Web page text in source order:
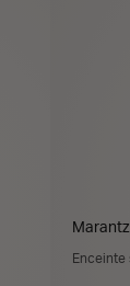
Enceinte